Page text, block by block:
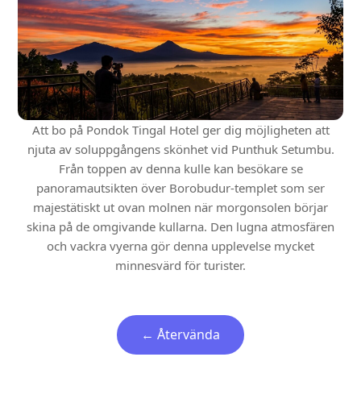
Att bo på Pondok Tingal Hotel ger dig möjligheten att
njuta av soluppgångens skönhet vid Punthuk Setumbu.
Från toppen av denna kulle kan besökare se
panoramautsikten över Borobudur-templet som ser
majestätiskt ut ovan molnen när morgonsolen börjar
skina på de omgivande kullarna. Den lugna atmosfären
och vackra vyerna gör denna upplevelse mycket
minnesvärd för turister.
← Återvända